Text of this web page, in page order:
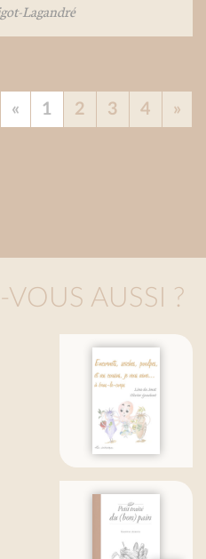
Lagandré
« 1 2 3 4 »
AUSSI ?
seiches, poulpes, et
je vous aime...